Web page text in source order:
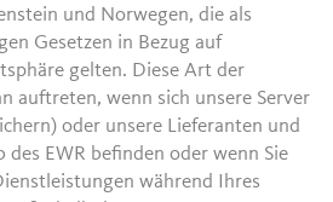
und Norwegen, die als
Gesetzen in Bezug auf
gelten. Diese Art der
auftreten, wenn sich unsere Server
oder unsere Lieferanten und
des EWR befinden oder wenn Sie
während Ihres